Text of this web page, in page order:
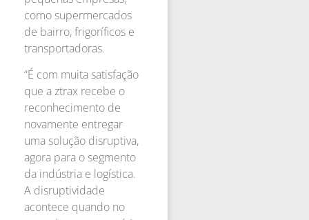
como supermercados
de bairro, frigoríficos e
transportadoras.
“É com muita satisfação
que a ztrax recebe o
reconhecimento de
novamente entregar
uma solução disruptiva,
agora para o segmento
da indústria e logística.
A disruptividade
acontece quando no